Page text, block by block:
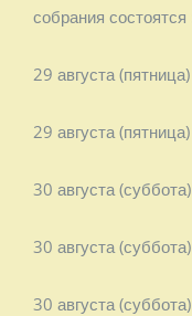
собрания состоятся
29 августа
29 августа
30 августа
30 августа
30 августа